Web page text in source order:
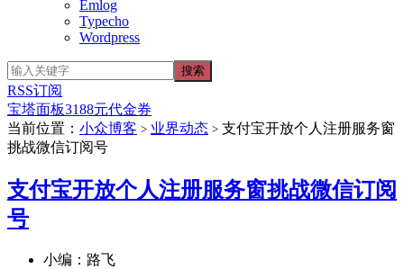
Emlog
Typecho
Wordpress
RSS订阅
宝塔面板3188元代金券
当前位置： 小众博客 > 业界动态 > 支付宝开放个人注册服务窗
挑战微信订阅号
支付宝开放个人注册服务窗挑战微信订阅
号
小编：路飞